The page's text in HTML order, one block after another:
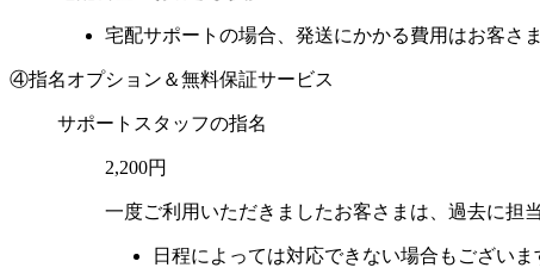
宅配サポートの場合、発送にかかる費用はお客さ
④指名オプション＆無料保証サービス
サポートスタッフの指名
2,200円
一度ご利用いただきましたお客さまは、過去に担
日程によっては対応できない場合もござい